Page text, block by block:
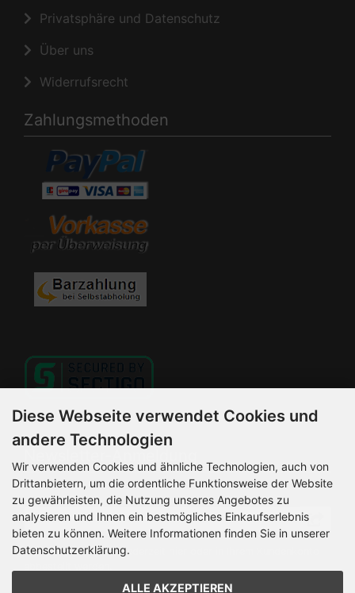
Privatsphäre und Datenschutz
Über uns
Widerrufsrecht
Zahlungsmethoden
E-Mail-Adresse:
Der Newsletter kann jederzeit hier oder in Ihrem Kundenkonto
Diese Webseite verwendet Cookies und
andere Technologien
Wir verwenden Cookies und ähnliche Technologien, auch von
Drittanbietern, um die ordentliche Funktionsweise der Website
zu gewährleisten, die Nutzung unseres Angebotes zu
analysieren und Ihnen ein bestmögliches Einkaufserlebnis
bieten zu können. Weitere Informationen finden Sie in unserer
Datenschutzerklärung.
ALLE AKZEPTIEREN